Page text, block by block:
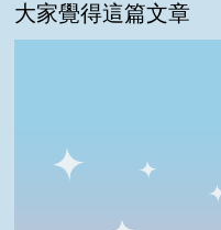
大家覺得這篇文章